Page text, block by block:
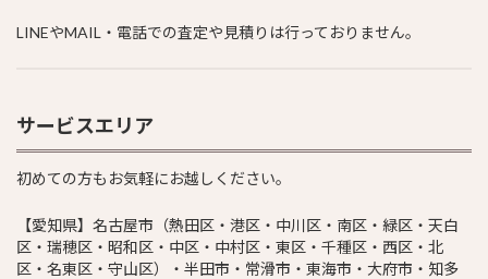
LINEやMAIL・電話での査定や見積りは行っておりません。
サービスエリア
初めての方もお気軽にお越しください。
【愛知県】名古屋市（熱田区・港区・中川区・南区・緑区・天白
区・瑞穂区・昭和区・中区・中村区・東区・千種区・西区・北
区・名東区・守山区）・半田市・常滑市・東海市・大府市・知多